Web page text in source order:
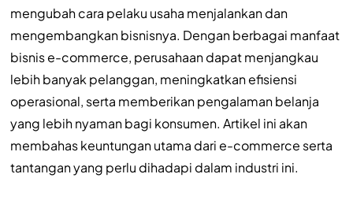
mengubah cara pelaku usaha menjalankan dan
mengembangkan bisnisnya. Dengan berbagai manfaat
bisnis e-commerce, perusahaan dapat menjangkau
lebih banyak pelanggan, meningkatkan efisiensi
operasional, serta memberikan pengalaman belanja
yang lebih nyaman bagi konsumen. Artikel ini akan
membahas keuntungan utama dari e-commerce serta
tantangan yang perlu dihadapi dalam industri ini.